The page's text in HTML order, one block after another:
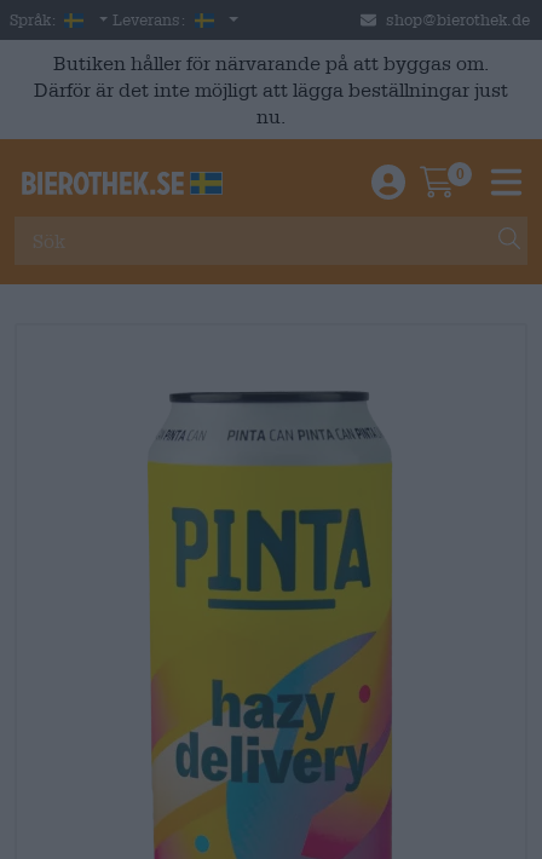
Skip to main content
Språk: Swedish
Leverans: Sverige shop@bierothek.de
Butiken håller för närvarande på att byggas om.
Därför är det inte möjligt att lägga beställningar just
nu.
Einloggen /
0